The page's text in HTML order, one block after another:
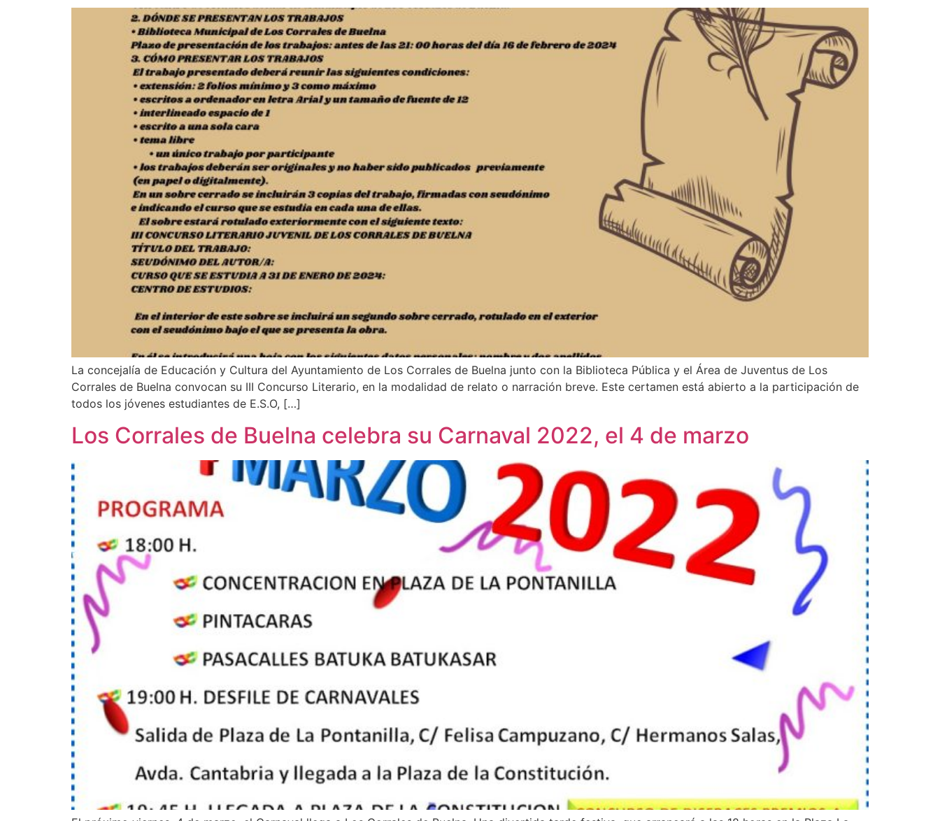
La concejalía de Educación y Cultura del Ayuntamiento de Los Corrales de Buelna junto con la Biblioteca Pública y el Área de Juventus de Los
Corrales de Buelna convocan su III Concurso Literario, en la modalidad de relato o narración breve. Este certamen está abierto a la participación de
todos los jóvenes estudiantes de E.S.O, […]
Los Corrales de Buelna celebra su Carnaval 2022, el 4 de marzo